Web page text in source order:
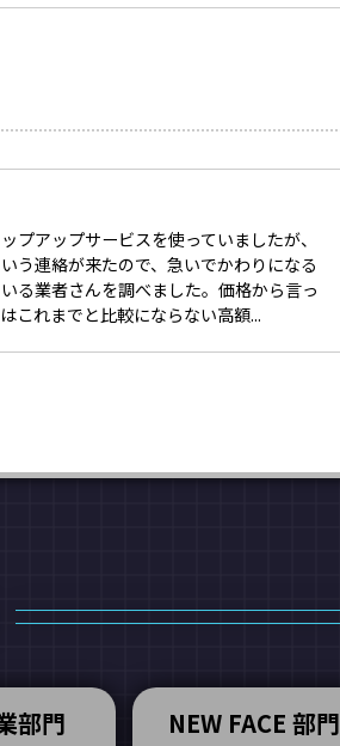
プアップサービスを使っていましたが、
う連絡が来たので、急いでかわりになる
る業者さんを調べました。価格から言っ
これまでと比較にならない高額...
部門 NEW FACE 部門